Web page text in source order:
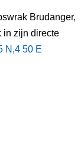
Brudanger,
in zijn directe
N,4 50 E